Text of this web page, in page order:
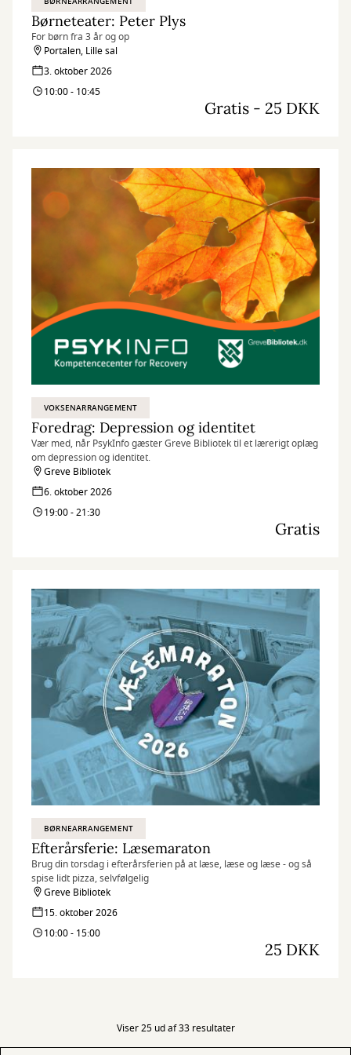
Børneteater: Peter Plys
For børn fra 3 år og op
Portalen, Lille sal
3. oktober 2026
10:00 - 10:45
Gratis - 25 DKK
VOKSENARRANGEMENT
Foredrag: Depression og identitet
Vær med, når PsykInfo gæster Greve Bibliotek til et lærerigt oplæg
om depression og identitet.
Greve Bibliotek
6. oktober 2026
19:00 - 21:30
Gratis
BØRNEARRANGEMENT
Efterårsferie: Læsemaraton
Brug din torsdag i efterårsferien på at læse, læse og læse - og så
spise lidt pizza, selvfølgelig
Greve Bibliotek
15. oktober 2026
10:00 - 15:00
25 DKK
Viser 25 ud af 33 resultater